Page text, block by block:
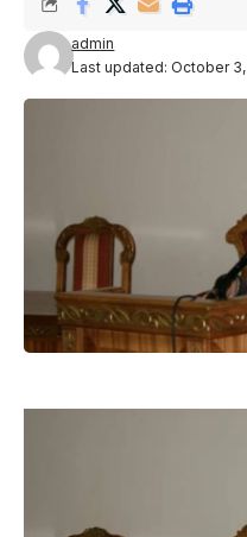
Last updated: October 3,
admin